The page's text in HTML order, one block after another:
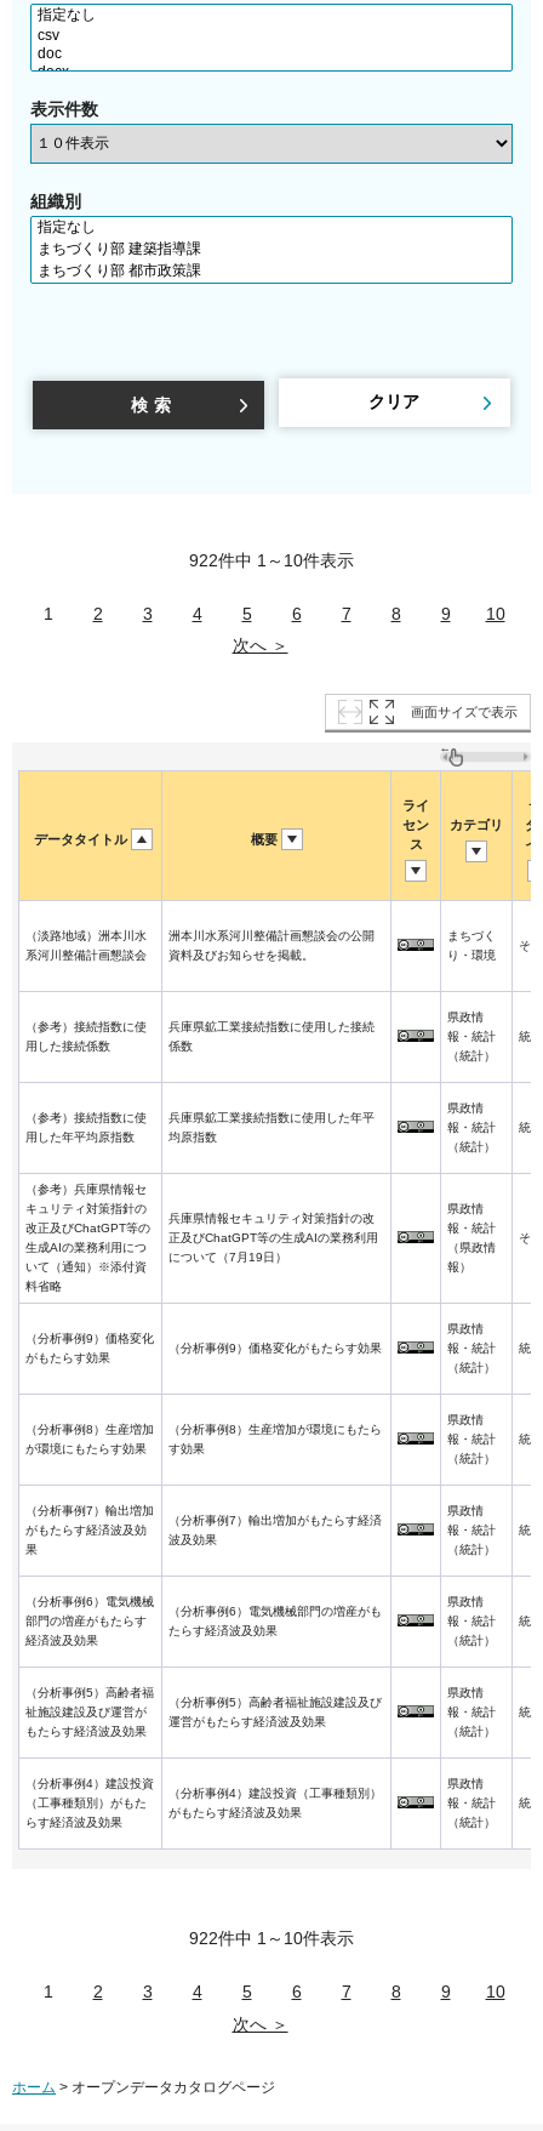
表示件数
組織別
922件中 1～10件表示
1 2 3 4 5 6 7 8 9
10
次へ ＞
画面サイズで表示
データタイトル 概要
ライ
セン
ス
カテゴリ
タ
イ
（淡路地域）洲本川水
系河川整備計画懇談会
洲本川水系河川整備計画懇談会の公開
資料及びお知らせを掲載。
まちづく
り・環境
そ
（参考）接続指数に使
用した接続係数
兵庫県鉱工業接続指数に使用した接続
係数
県政情
報・統計
（統計）
統計
（参考）接続指数に使
用した年平均原指数
兵庫県鉱工業接続指数に使用した年平
均原指数
県政情
報・統計
（統計）
統計
（参考）兵庫県情報セ
キュリティ対策指針の
改正及びChatGPT等の
生成AIの業務利用につ
いて（通知）※添付資
料省略
兵庫県情報セキュリティ対策指針の改
正及びChatGPT等の生成AIの業務利用
について（7月19日）
県政情
報・統計
（県政情
報）
そ
（分析事例9）価格変化
がもたらす効果
（分析事例9）価格変化がもたらす効果
県政情
報・統計
（統計）
統計
（分析事例8）生産増加
が環境にもたらす効果
（分析事例8）生産増加が環境にもたら
す効果
県政情
報・統計
（統計）
統計
（分析事例7）輸出増加
がもたらす経済波及効
果
（分析事例7）輸出増加がもたらす経済
波及効果
県政情
報・統計
（統計）
統計
（分析事例6）電気機械
部門の増産がもたらす
経済波及効果
（分析事例6）電気機械部門の増産がも
たらす経済波及効果
県政情
報・統計
（統計）
統計
（分析事例5）高齢者福
祉施設建設及び運営が
もたらす経済波及効果
（分析事例5）高齢者福祉施設建設及び
運営がもたらす経済波及効果
県政情
報・統計
（統計）
統計
（分析事例4）建設投資
（工事種類別）がもた
らす経済波及効果
（分析事例4）建設投資（工事種類別）
がもたらす経済波及効果
県政情
報・統計
（統計）
統計
922件中 1～10件表示
1 2 3 4 5 6 7 8 9
10
次へ ＞
ホーム > オープンデータカタログページ